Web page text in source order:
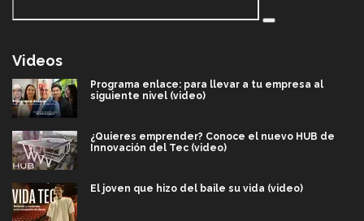
Videos
Programa enlace: para llevar a tu empresa al
siguiente nivel (video)
¿Quieres emprender? Conoce el nuevo HUB de
Innovación del Tec (video)
El joven que hizo del baile su vida (video)